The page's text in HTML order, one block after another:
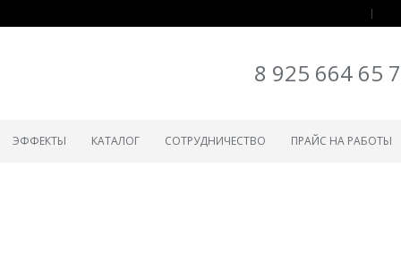
8 925 664 65
ЭФФЕКТЫ КАТАЛОГ СОТРУДНИЧЕСТВО ПРАЙС НА РАБОТЫ